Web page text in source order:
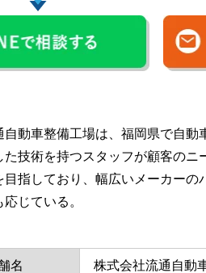
自動車整備工場は、福岡県で自
た技術を持つスタッフが顧客の
目指しており、幅広いメーカー
じている。
名 株式会社流通自動